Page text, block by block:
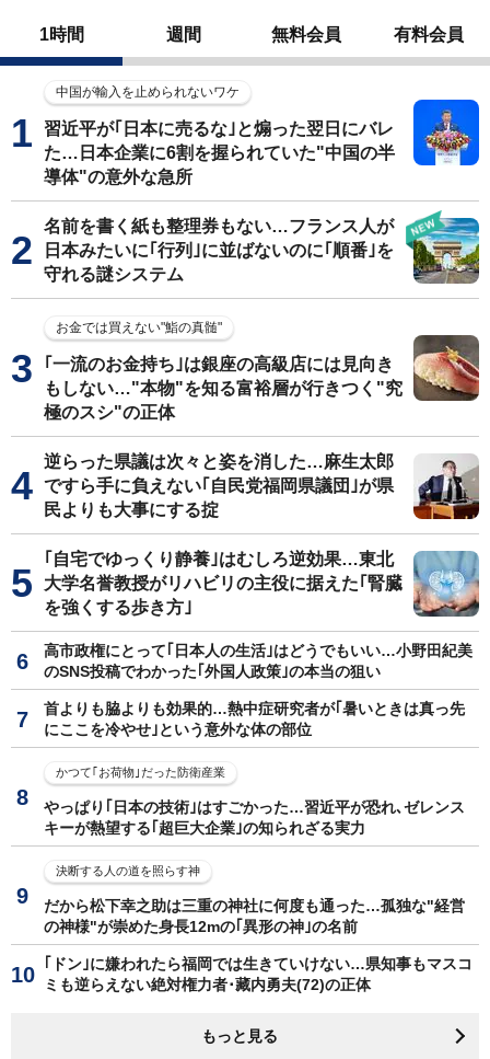
1時間 週間 無料会員 有料会員
中国が輸入を止められないワケ
習近平が｢日本に売るな｣と煽った翌日にバレ
た…日本企業に6割を握られていた"中国の半
導体"の意外な急所
名前を書く紙も整理券もない…フランス人が
日本みたいに｢行列｣に並ばないのに｢順番｣を
守れる謎システム
お金では買えない"鮨の真髄"
｢一流のお金持ち｣は銀座の高級店には見向き
もしない…"本物"を知る富裕層が行きつく"究
極のスシ"の正体
逆らった県議は次々と姿を消した…麻生太郎
ですら手に負えない｢自民党福岡県議団｣が県
民よりも大事にする掟
｢自宅でゆっくり静養｣はむしろ逆効果…東北
大学名誉教授がリハビリの主役に据えた｢腎臓
を強くする歩き方｣
高市政権にとって｢日本人の生活｣はどうでもいい…小野田紀美
のSNS投稿でわかった｢外国人政策｣の本当の狙い
首よりも脇よりも効果的…熱中症研究者が｢暑いときは真っ先
にここを冷やせ｣という意外な体の部位
かつて｢お荷物｣だった防衛産業
やっぱり｢日本の技術｣はすごかった…習近平が恐れ､ゼレンス
キーが熱望する｢超巨大企業｣の知られざる実力
決断する人の道を照らす神
だから松下幸之助は三重の神社に何度も通った…孤独な"経営
の神様"が崇めた身長12mの｢異形の神｣の名前
｢ドン｣に嫌われたら福岡では生きていけない…県知事もマスコ
ミも逆らえない絶対権力者･藏内勇夫(72)の正体
もっと見る